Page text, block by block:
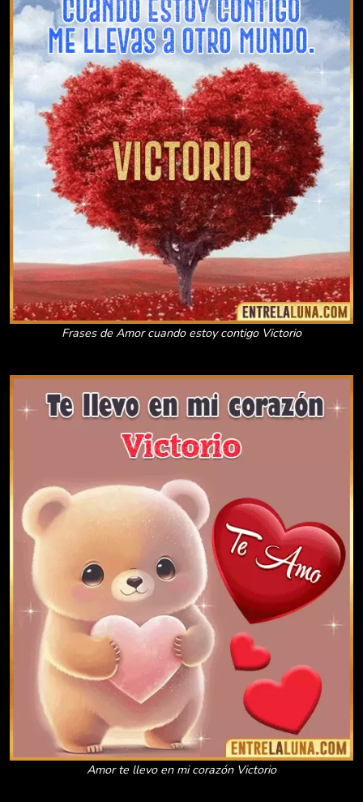
Frases de Amor cuando estoy contigo Victorio
Amor te llevo en mi corazón Victorio